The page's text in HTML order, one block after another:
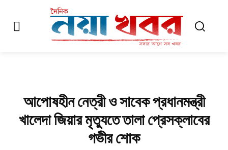
আপোষহীন নেত্রী ও সাবেক প্রধানমন্ত্রী
খালেদা জিয়ার মৃত্যুতে তালা প্রেসক্লাবের
গভীর শোক